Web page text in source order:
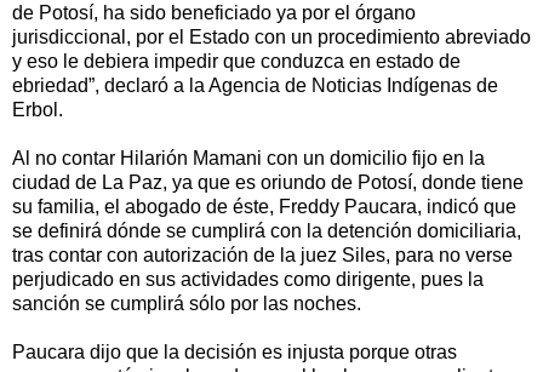
de Potosí, ha sido beneficiado ya por el órgano
jurisdiccional, por el Estado con un procedimiento abreviado
y eso le debiera impedir que conduzca en estado de
ebriedad”, declaró a la Agencia de Noticias Indígenas de
Erbol.
Al no contar Hilarión Mamani con un domicilio fijo en la
ciudad de La Paz, ya que es oriundo de Potosí, donde tiene
su familia, el abogado de éste, Freddy Paucara, indicó que
se definirá dónde se cumplirá con la detención domiciliaria,
tras contar con autorización de la juez Siles, para no verse
perjudicado en sus actividades como dirigente, pues la
sanción se cumplirá sólo por las noches.
Paucara dijo que la decisión es injusta porque otras